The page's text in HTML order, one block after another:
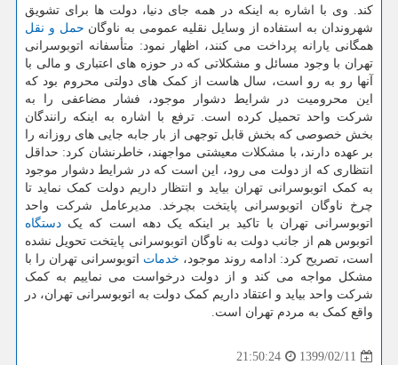
کند. وی با اشاره به اینکه در همه جای دنیا، دولت ها برای تشویق
شهروندان به استفاده از وسایل نقلیه عمومی به ناوگان حمل و نقل
همگانی یارانه پرداخت می کنند، اظهار نمود: متأسفانه اتوبوسرانی
تهران با وجود مسائل و مشکلاتی که در حوزه های اعتباری و مالی با
آنها رو به رو است، سال هاست از کمک های دولتی محروم بود که
این محرومیت در شرایط دشوار موجود، فشار مضاعفی را به
شرکت واحد تحمیل کرده است. ترفع با اشاره به اینکه رانندگان
بخش خصوصی که بخش قابل توجهی از بار جابه جایی های روزانه را
بر عهده دارند، با مشکلات معیشتی مواجهند، خاطرنشان کرد: حداقل
انتظاری که از دولت می رود، این است که در شرایط دشوار موجود
به کمک اتوبوسرانی تهران بیاید و انتظار داریم دولت کمک نماید تا
چرخ ناوگان اتوبوسرانی پایتخت بچرخد. مدیرعامل شرکت واحد
اتوبوسرانی تهران با تاکید بر اینکه یک دهه است که یک دستگاه
اتوبوس هم از جانب دولت به ناوگان اتوبوسرانی پایتخت تحویل نشده
است، تصریح کرد: ادامه روند موجود، خدمات اتوبوسرانی تهران را با
مشکل مواجه می کند و از دولت درخواست می نماییم به کمک
شرکت واحد بیاید و اعتقاد داریم کمک دولت به اتوبوسرانی تهران، در
واقع کمک به مردم تهران است.
1399/02/11
21:50:24